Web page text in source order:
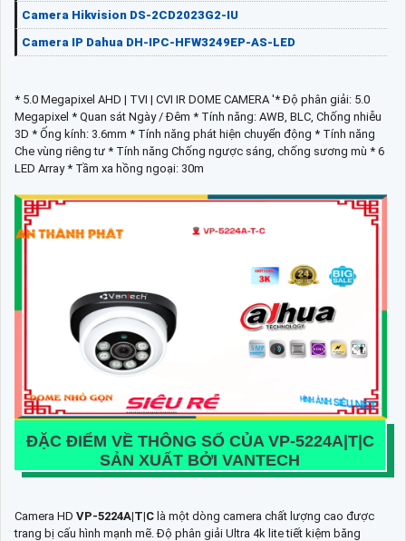
Camera Hikvision DS-2CD2023G2-IU
Camera IP Dahua DH-IPC-HFW3249EP-AS-LED
* 5.0 Megapixel AHD | TVI | CVI IR DOME CAMERA '* Độ phân giải: 5.0
Megapixel * Quan sát Ngày / Đêm * Tính năng: AWB, BLC, Chống nhiễu
3D * Ống kính: 3.6mm * Tính năng phát hiện chuyển động * Tính năng
Che vùng riêng tư * Tính năng Chống ngược sáng, chống sương mù * 6
LED Array * Tầm xa hồng ngoại: 30m
ĐẶC ĐIỂM VỀ THÔNG SỐ CỦA VP-5224A|T|C
SẢN XUẤT BỞI VANTECH
Camera HD VP-5224A|T|C là một dòng camera chất lượng cao được
trang bị cấu hình mạnh mẽ. Độ phân giải Ultra 4k lite tiết kiệm băng